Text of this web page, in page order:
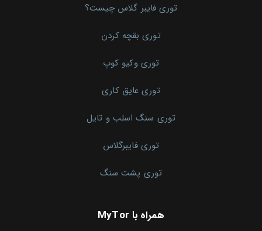
توری فایبر گلاس چیست؟
توری بقچه کردن
توری وکیو کوپ
توری عایق کاری
توری سنگ اسلب و تایل
توری فایبرگلاس
توری پشت سنگ
همراه با MyTor